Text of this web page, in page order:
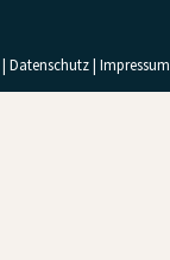
| Datenschutz| Impressum